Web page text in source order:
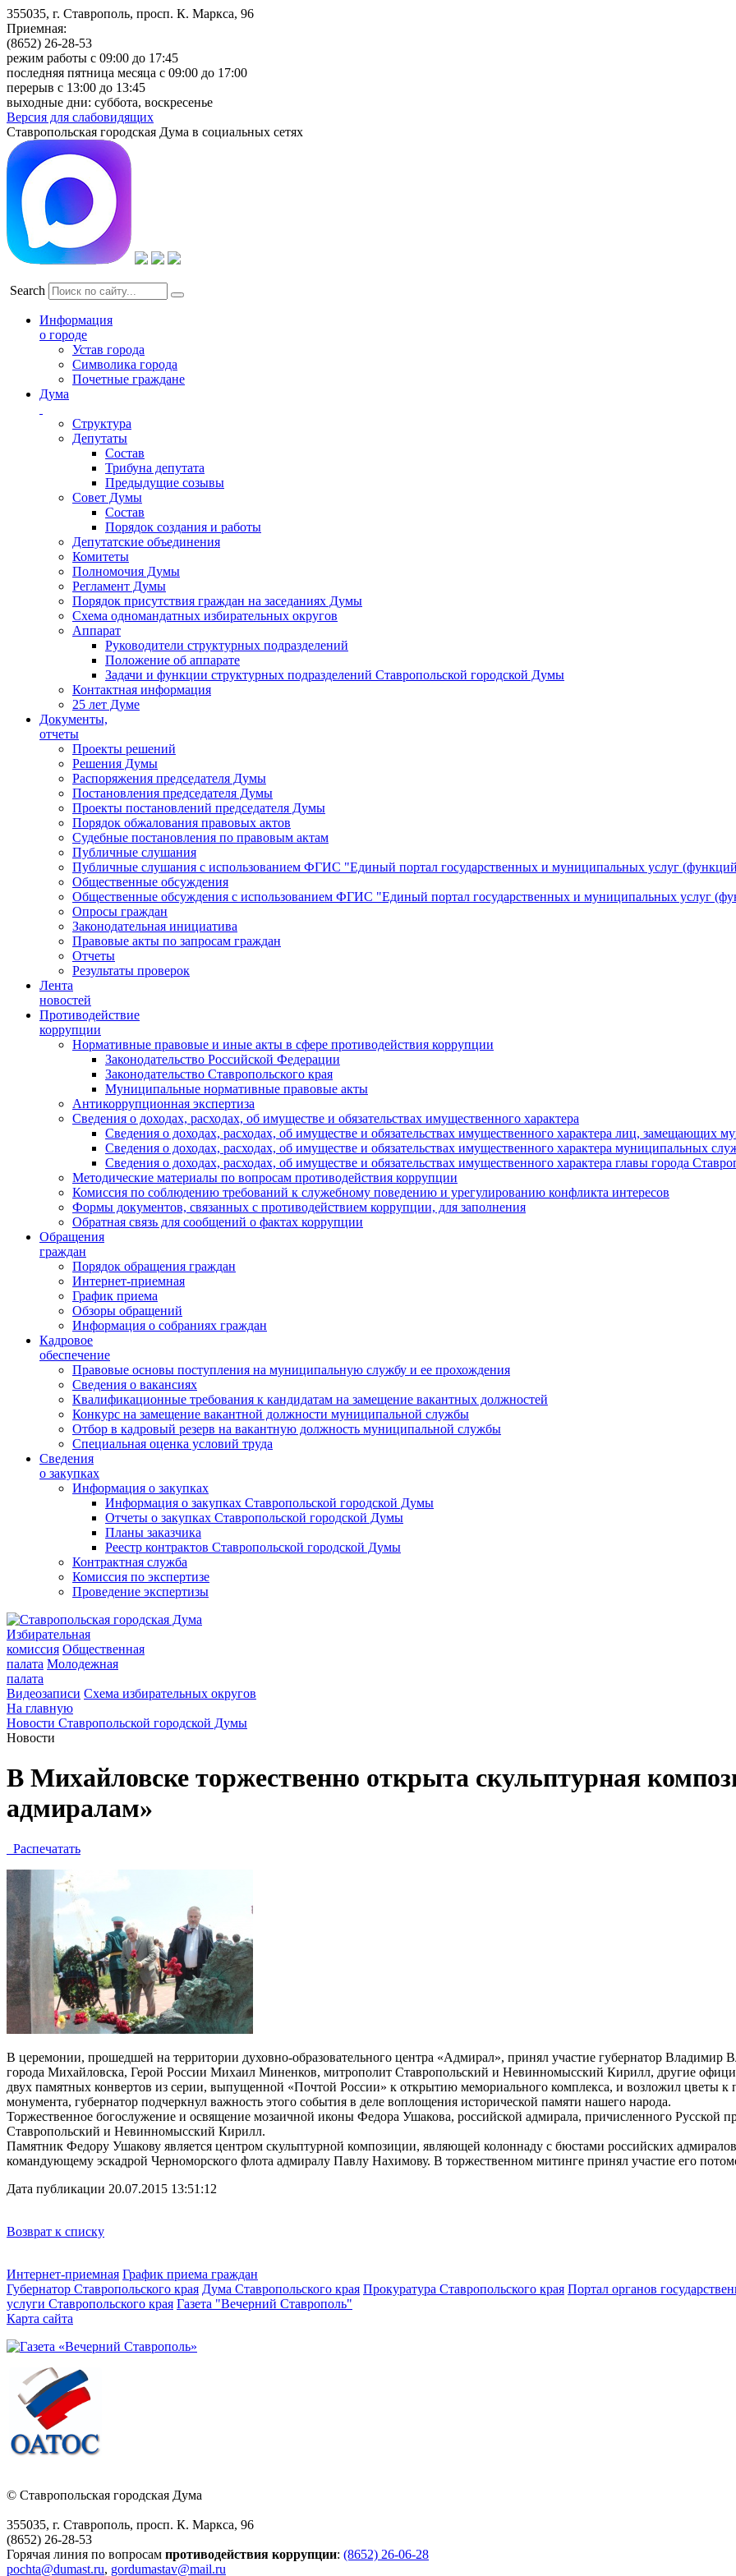
355035, г. Ставрополь, просп. К. Маркса, 96
Приемная:
(8652) 26-28-53
режим работы с 09:00 до 17:45
последняя пятница месяца с 09:00 до 17:00
перерыв с 13:00 до 13:45
выходные дни: суббота, воскресенье
Версия для слабовидящих
Ставропольская городская Дума в социальных сетях
Search
Информация
о городе
Устав города
Символика города
Почетные граждане
Дума
Структура
Депутаты
Состав
Трибуна депутата
Предыдущие созывы
Совет Думы
Состав
Порядок создания и работы
Депутатские объединения
Комитеты
Полномочия Думы
Регламент Думы
Порядок присутствия граждан на заседаниях Думы
Схема одномандатных избирательных округов
Аппарат
Руководители структурных подразделений
Положение об аппарате
Задачи и функции структурных подразделений Ставропольской городской Думы
Контактная информация
25 лет Думе
Документы,
отчеты
Проекты решений
Решения Думы
Распоряжения председателя Думы
Постановления председателя Думы
Проекты постановлений председателя Думы
Порядок обжалования правовых актов
Судебные постановления по правовым актам
Публичные слушания
Публичные слушания с использованием ФГИС "Единый портал государственных и муниципальных услуг
Общественные обсуждения
Общественные обсуждения с использованием ФГИС "Единый портал государственных и муниципальных услуг
Опросы граждан
Законодательная инициатива
Правовые акты по запросам граждан
Отчеты
Результаты проверок
Лента
новостей
Противодействие
коррупции
Нормативные правовые и иные акты в сфере противодействия коррупции
Законодательство Российской Федерации
Законодательство Ставропольского края
Муниципальные нормативные правовые акты
Антикоррупционная экспертиза
Сведения о доходах, расходах, об имуществе и обязательствах имущественного характера
Сведения о доходах, расходах, об имуществе и обязательствах имущественного характера лиц,
Сведения о доходах, расходах, об имуществе и обязательствах имущественного характера муниципальных
Сведения о доходах, расходах, об имуществе и обязательствах имущественного характера главы города
Методические материалы по вопросам противодействия коррупции
Комиссия по соблюдению требований к служебному поведению и урегулированию конфликта интересов
Формы документов, связанных с противодействием коррупции, для заполнения
Обратная связь для сообщений о фактах коррупции
Обращения
граждан
Порядок обращения граждан
Интернет-приемная
График приема
Обзоры обращений
Информация о собраниях граждан
Кадровое
обеспечение
Правовые основы поступления на муниципальную службу и ее прохождения
Сведения о вакансиях
Квалификационные требования к кандидатам на замещение вакантных должностей
Конкурс на замещение вакантной должности муниципальной службы
Отбор в кадровый резерв на вакантную должность муниципальной службы
Специальная оценка условий труда
Сведения
о закупках
Информация о закупках
Информация о закупках Ставропольской городской Думы
Отчеты о закупках Ставропольской городской Думы
Планы заказчика
Реестр контрактов Ставропольской городской Думы
Контрактная служба
Комиссия по экспертизе
Проведение экспертизы
Избирательная
комиссия Общественная
палата Молодежная
палата
Видеозаписи Схема избирательных округов
На главную
Новости Ставропольской городской Думы
Новости
В Михайловске торжественно открыта скульптурная
адмиралам»
Распечатать
В церемонии, прошедшей на территории духовно-образовательного центра «Адмирал», принял участие губернатор Владимир
города Михайловска, Герой России Михаил Миненков, митрополит Ставропольский и Невинномысский Кирилл, другие
двух памятных конвертов из серии, выпущенной «Почтой России» к открытию мемориального комплекса, и возложил цветы
монумента, губернатор подчеркнул важность этого события в деле воплощения исторической памяти нашего народа.
Торжественное богослужение и освящение мозаичной иконы Федора Ушакова, российской адмирала, причисленного Русской
Ставропольский и Невинномысский Кирилл.
Памятник Федору Ушакову является центром скульптурной композиции, являющей колоннаду с бюстами российских
командующему эскадрой Черноморского флота адмиралу Павлу Нахимову. В торжественном митинге принял участие его
Дата публикации 20.07.2015 13:51:12
Возврат к списку
Интернет-приемная График приема граждан
Губернатор Ставропольского края Дума Ставропольского края Прокуратура Ставропольского края Портал органов
услуги Ставропольского края Газета "Вечерний Ставрополь"
Карта сайта
© Ставропольская городская Дума
355035, г. Ставрополь, просп. К. Маркса, 96
(8652) 26-28-53
Горячая линия по вопросам противодействия коррупции: (8652) 26-06-28
pochta@dumast.ru, gordumastav@mail.ru